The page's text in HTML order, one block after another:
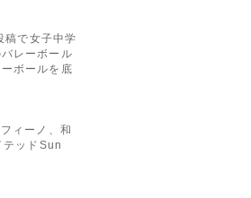
稿で女子中学
レーボール
ボールを底
ィーノ、和
テッドSun